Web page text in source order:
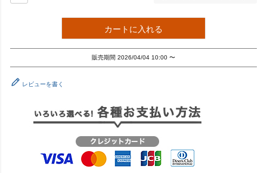
カートに入れる
販売期間 2026/04/04 10:00 〜
レビューを書く